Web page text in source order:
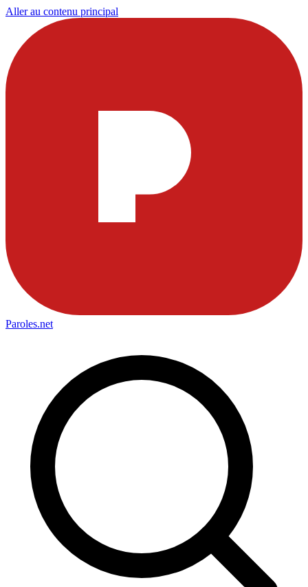
Aller au contenu principal
Paroles.net